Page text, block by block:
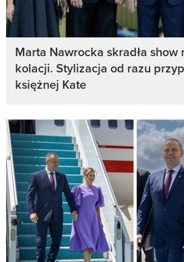
Marta Nawrocka skradła show
kolacji. Stylizacja od razu
księżnej Kate